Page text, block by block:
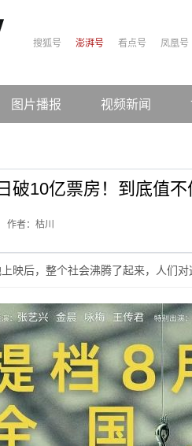
搜狐号 澎湃号 看点号 凤凰号
图片播报 视频新闻
破10亿票房！到底值
作者：枯川
映后，整个社会沸腾了起来，人们